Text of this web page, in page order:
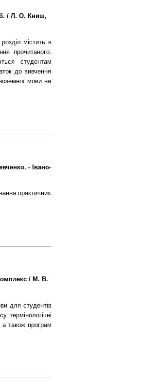
/ Л. О. Книш,
містить в
прочитаного.
студентам
до вивчення
мови на
- Івано-
практичних
/ М. В.
для студентів
термінологічні
а також програм